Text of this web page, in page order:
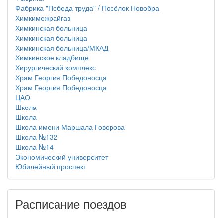
Фабрика "Победа труда" / Посёлок Новобра
Химкимежрайгаз
Химкинская больница
Химкинская больница
Химкинская больница/МКАД
Химкинское кладбище
Хирургический комплекс
Храм Георгия Победоносца
Храм Георгия Победоносца
ЦАО
Школа
Школа
Школа имени Маршала Говорова
Школа №132
Школа №14
Экономический университет
Юбилейный проспект
Расписание поездов